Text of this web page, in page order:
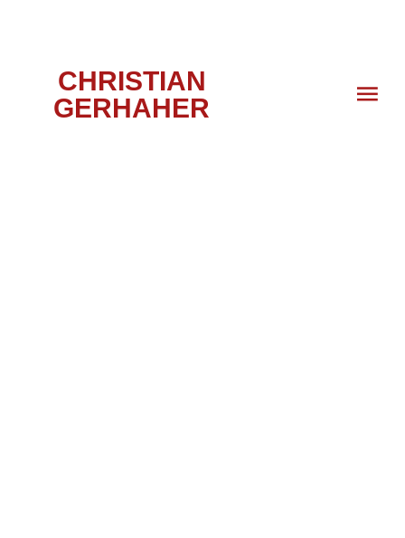
CHRISTIAN
GERHAHER